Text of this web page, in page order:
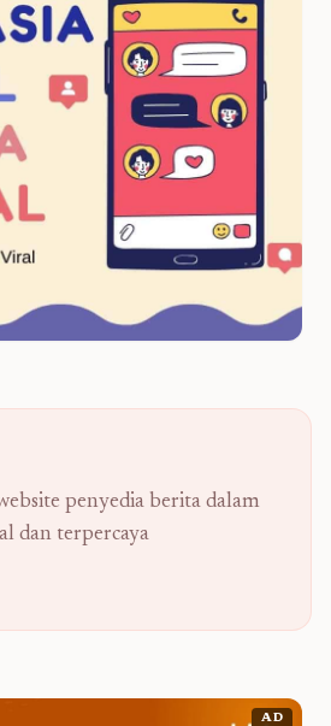
penyedia berita dalam
dan terpercaya
AD